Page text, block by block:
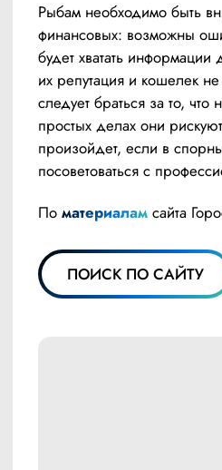
Рыбам необходимо быть
финансовых: возможны
будет хватать
их репутация и кошелек
следует браться за то,
простых делах они
произойдет, если в
посоветоваться с
По материалам сайта
ПОИСК ПО САЙТУ